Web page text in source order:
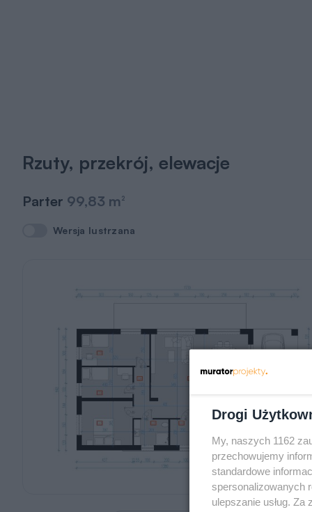
Rzuty, przekrój, elewacje
Parter 99,83 m 2
Wersja lustrzana
Wersja lustrzana
Drogi
My, naszych 1162
przechowujemy
standardowe
spersonalizowanych
ulepszanie usług.